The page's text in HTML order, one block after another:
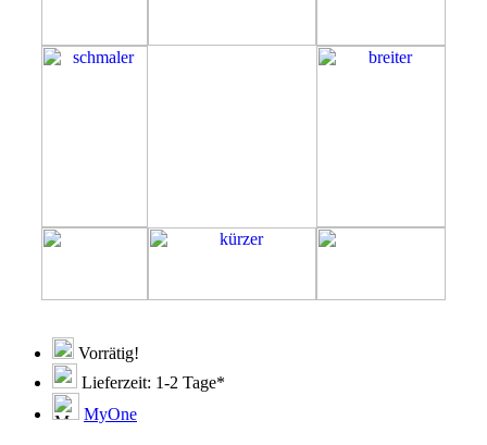
Vorrätig!
Lieferzeit: 1-2 Tage*
MyOne